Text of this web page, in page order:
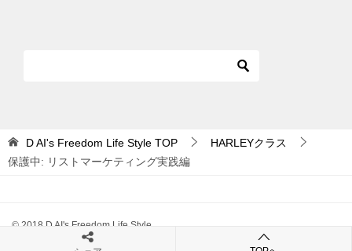
ョ
D AI's Freedom Life Style TOP
HARLEYクラス
保護中: リストマーケティング実践編
© 2018 D AI's Freedom Life Style